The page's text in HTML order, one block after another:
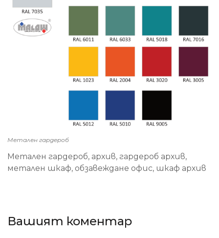
Метален гардероб
Метален гардероб, архив, гардероб архив,
метален шкаф, обзавеждане офис, шкаф архив
Вашият коментар